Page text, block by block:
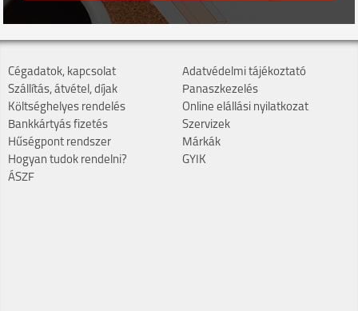
Cégadatok, kapcsolat
Szállítás, átvétel, díjak
Költséghelyes rendelés
Bankkártyás fizetés
Hűségpont rendszer
Hogyan tudok rendelni?
ÁSZF
Adatvédelmi tájékoztató
Panaszkezelés
Online elállási nyilatkozat
Szervizek
Márkák
GYIK